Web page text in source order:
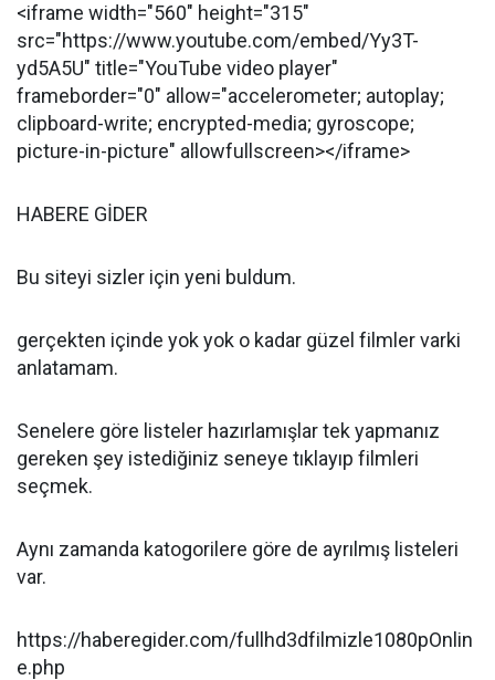
<iframe width="560" height="315"
src="https://www.youtube.com/embed/Yy3T-
yd5A5U" title="YouTube video player"
frameborder="0" allow="accelerometer; autoplay;
clipboard-write; encrypted-media; gyroscope;
picture-in-picture" allowfullscreen></iframe>
HABERE GİDER
Bu siteyi sizler için yeni buldum.
gerçekten içinde yok yok o kadar güzel filmler varki
anlatamam.
Senelere göre listeler hazırlamışlar tek yapmanız
gereken şey istediğiniz seneye tıklayıp filmleri
seçmek.
Aynı zamanda katogorilere göre de ayrılmış listeleri
var.
https://haberegider.com/fullhd3dfilmizle1080pOnlin
e.php